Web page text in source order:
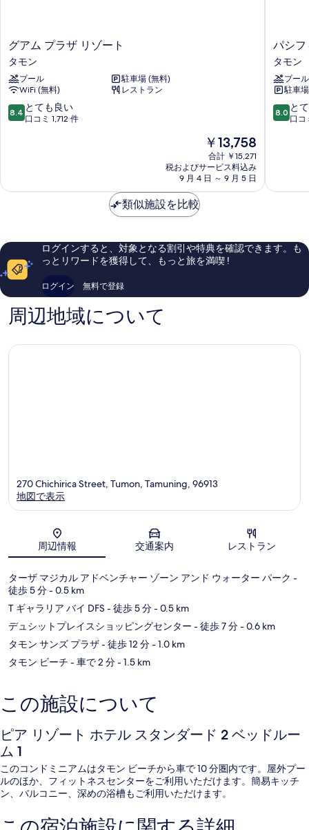
グ
ア
ム
プ
ラ
ザ
リ
ン
グアム プラザ リゾート
タモン
プール
駐車場 (無料)
WiFi (無料)
レストラン
10
段
も
コ
1,712
件
の
口
ミ
8.4 とても良い
口コミ 1,712 件
現
在
の
料
金
￥13,758
合計 ￥15,271
税およびサービス料込み
9 月 4 日 ～ 9 月 5 日
パ
シ
フ
ィ
ッ
ク
ア
ラ
ム
タ
パシフ
タモン
プール
駐車
10
段
も
コ
ミ
ミ
8.0 と
口コ
類似施設を比較
ログインすると、対象となる割引や特典を確認できます。も
っとリワードを獲得して、もっと旅を満喫 !
ログイン 無料で登録
周辺地域について
地図
270 Chichirica Street, Tumon, Tamuning, 96913
地図で表示
周辺情報 交通案内 レストラン
ターザ マジカル アドベンチャー ゾーン アンド ウォーター パーク -
徒歩 5 分- 0.5 km
T ギャラリア バイ DFS - 徒歩 5 分- 0.5 km
デュシットプレイスショッピングセンター - 徒歩 7 分- 0.6 km
タモン サンズ プラザ- 徒歩 12 分- 1.0 km
タモン ビーチ - 車で 2 分- 1.5 km
この施設について
ピア リゾート ホテル スタンダード 2 ベッドルー
ム 1
このコンドミニアムはタモン ビーチから車で 10 分圏内です。屋外プー
ルのほか、フィットネスセンターをご利用いただけます。簡易キッチ
ン、バルコニー、深めの浴槽もご利用いただけます。